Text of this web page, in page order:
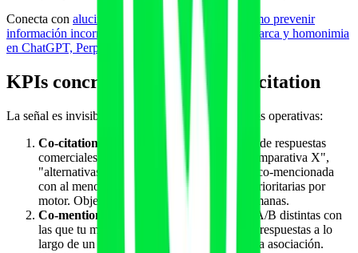
Conecta con alucinaciones de IA sobre marca: cómo prevenir
información incorrecta
disambiguation de marca y homonimia
en ChatGPT, Perplexity y Gemini
.
KPIs concretos para medir co-citation
La señal es invisible si no la mides. Cuatro métricas operativas:
Co-citation rate por categoría
: porcentaje de respuestas
comerciales (queries de tipo "mejor X", "comparativa X",
"alternativas a X") donde tu marca aparece co-mencionada
con al menos una de las 10 entidades A/B prioritarias por
motor. Objetivo razonable: 25-40% a 12 semanas.
Co-mention spread
: número de entidades A/B distintas con
las que tu marca aparece co-mencionada en respuestas a lo
largo de un mes. Cuantas más, más estable la asociación.